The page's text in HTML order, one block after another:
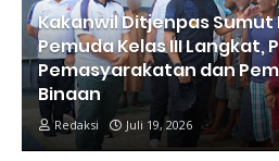
Kakanwil Ditjenpas
Pemuda Kelas III Langkat,
Pemasyarakatan dan
Binaan
Redaksi Juli 19, 2026